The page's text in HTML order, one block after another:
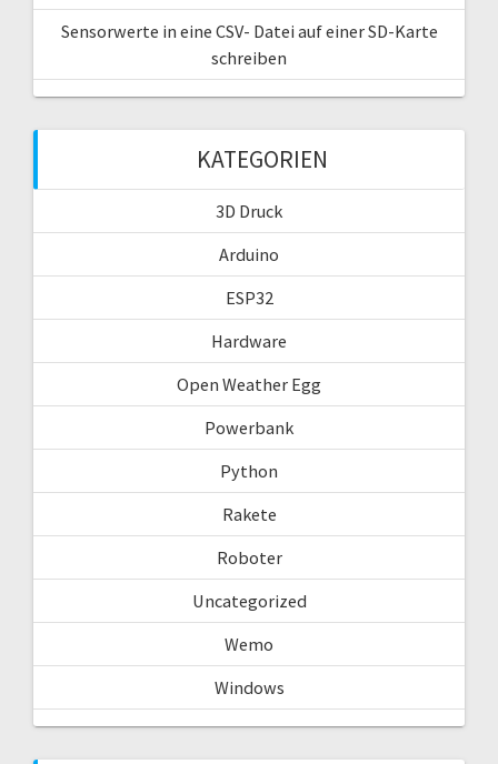
Sensorwerte in eine CSV- Datei auf einer SD-Karte
schreiben
KATEGORIEN
3D Druck
Arduino
ESP32
Hardware
Open Weather Egg
Powerbank
Python
Rakete
Roboter
Uncategorized
Wemo
Windows